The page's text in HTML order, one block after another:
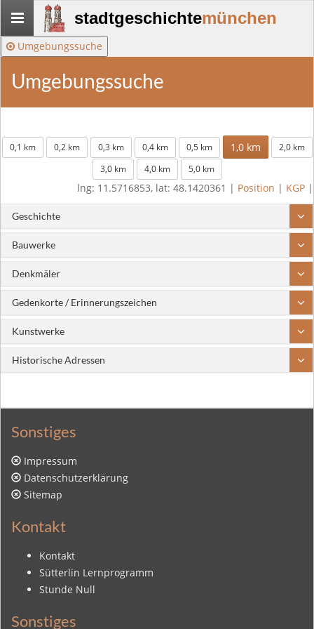
Stadtgeschichte-
München
stadtgeschichtemünchen
Umgebungssuche
Umgebungssuche
0,1 km 0,2 km 0,3 km 0,4 km 0,5 km 1,0 km
2,0 km
3,0 km
4,0 km 5,0 km
lng: 11.5716853, lat: 48.1420361 | Position | KGP |
Geschichte
Bauwerke
Denkmäler
Gedenkorte / Erinnerungszeichen
Kunstwerke
Historische Adressen
Sonstiges
Impressum
Datenschutzerklärung
Sitemap
Kontakt
Kontakt
Sütterlin Lernprogramm
Stunde Null
Sonstiges